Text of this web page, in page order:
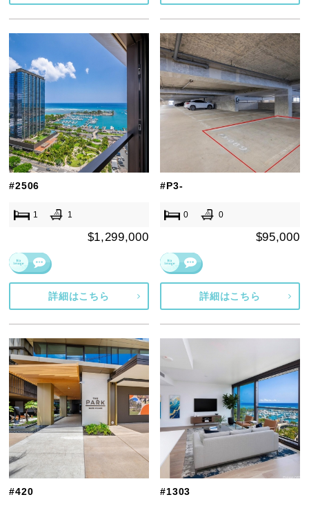
#2506
1 1
$1,299,000
詳細はこちら
#P3-
0 0
$95,000
詳細はこちら
#420 #1303